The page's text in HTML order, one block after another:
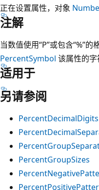
正在设置属性，对象
注解
当数值使用“P”或包含“%”
PercentSymbol 该属性的字
适用于
另请参阅
PercentDecimalDigits
PercentGroupSizes